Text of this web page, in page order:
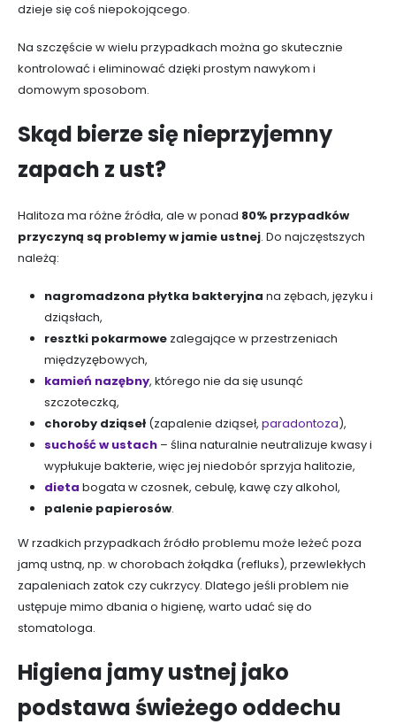
dzieje się coś niepokojącego.
Na szczęście w wielu przypadkach można go skutecznie
kontrolować i eliminować dzięki prostym nawykom i
domowym sposobom.
Skąd bierze się nieprzyjemny
zapach z ust?
Halitoza ma różne źródła, ale w ponad 80% przypadków
przyczyną są problemy w jamie ustnej. Do najczęstszych
należą:
nagromadzona płytka bakteryjna na zębach, języku i
dziąsłach,
resztki pokarmowezalegające w przestrzeniach
międzyzębowych,
kamień nazębny, którego nie da się usunąć
szczoteczką,
choroby dziąseł(zapalenie dziąseł, paradontoza),
suchość w ustach– ślina naturalnie neutralizuje kwasy i
wypłukuje bakterie, więc jej niedobór sprzyja halitozie,
dieta bogata w czosnek, cebulę, kawę czy alkohol,
palenie papierosów.
W rzadkich przypadkach źródło problemu może leżeć poza
jamą ustną, np. w chorobach żołądka (refluks), przewlekłych
zapaleniach zatok czy cukrzycy. Dlatego jeśli problem nie
ustępuje mimo dbania o higienę, warto udać się do
stomatologa.
Higiena jamy ustnej jako
podstawa świeżego oddechu